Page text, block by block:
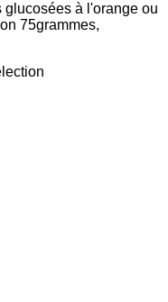
à l'orange ou
75grammes,